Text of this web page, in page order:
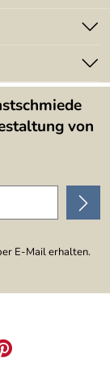
von
E-Mail erhalten.
Form
Die